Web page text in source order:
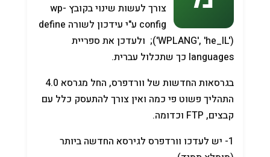
צורך לעשות שינוי בקובץ wp-
config ע"י עידכון לשורה define
('WPLANG', 'he_IL'); ולעדכן את ספריית
languages כך שתכלול עברית.
בגרסאות החדשות של וורדפרס, החל מגרסא 4.0
התהליך פשוט פי כמה ואין צורך להתעסק כלל עם
קבצים, FTP וכדומה.
1- יש לעדכו וורדפרס לגירסא החדשה ביותר